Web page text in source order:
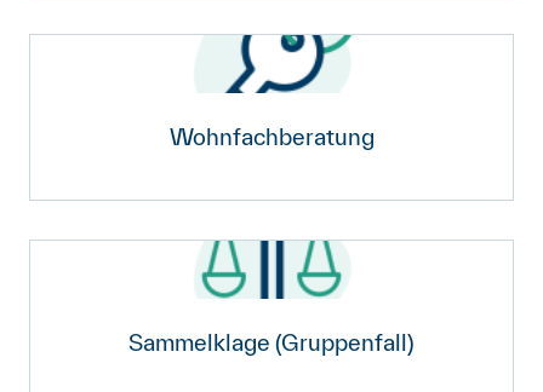
Wohnfachberatung
Sammelklage (Gruppenfall)